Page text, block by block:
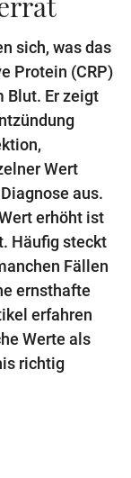
sich, was das
Protein (CRP)
Blut. Er zeigt
Wert
aus.
erhöht ist
Häufig steckt
Fällen
ernsthafte
erfahren
Werte als
richtig